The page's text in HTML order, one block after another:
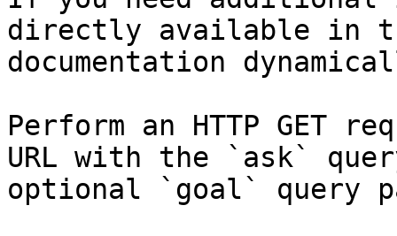
directly available in
documentation
Perform an HTTP GET
URL with the `ask`
optional `goal` query